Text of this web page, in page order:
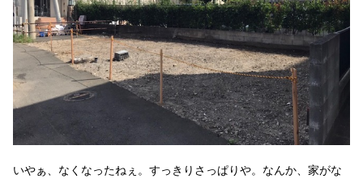
いやぁ、なくなったねぇ。すっきりさっぱりや。なんか、家がな